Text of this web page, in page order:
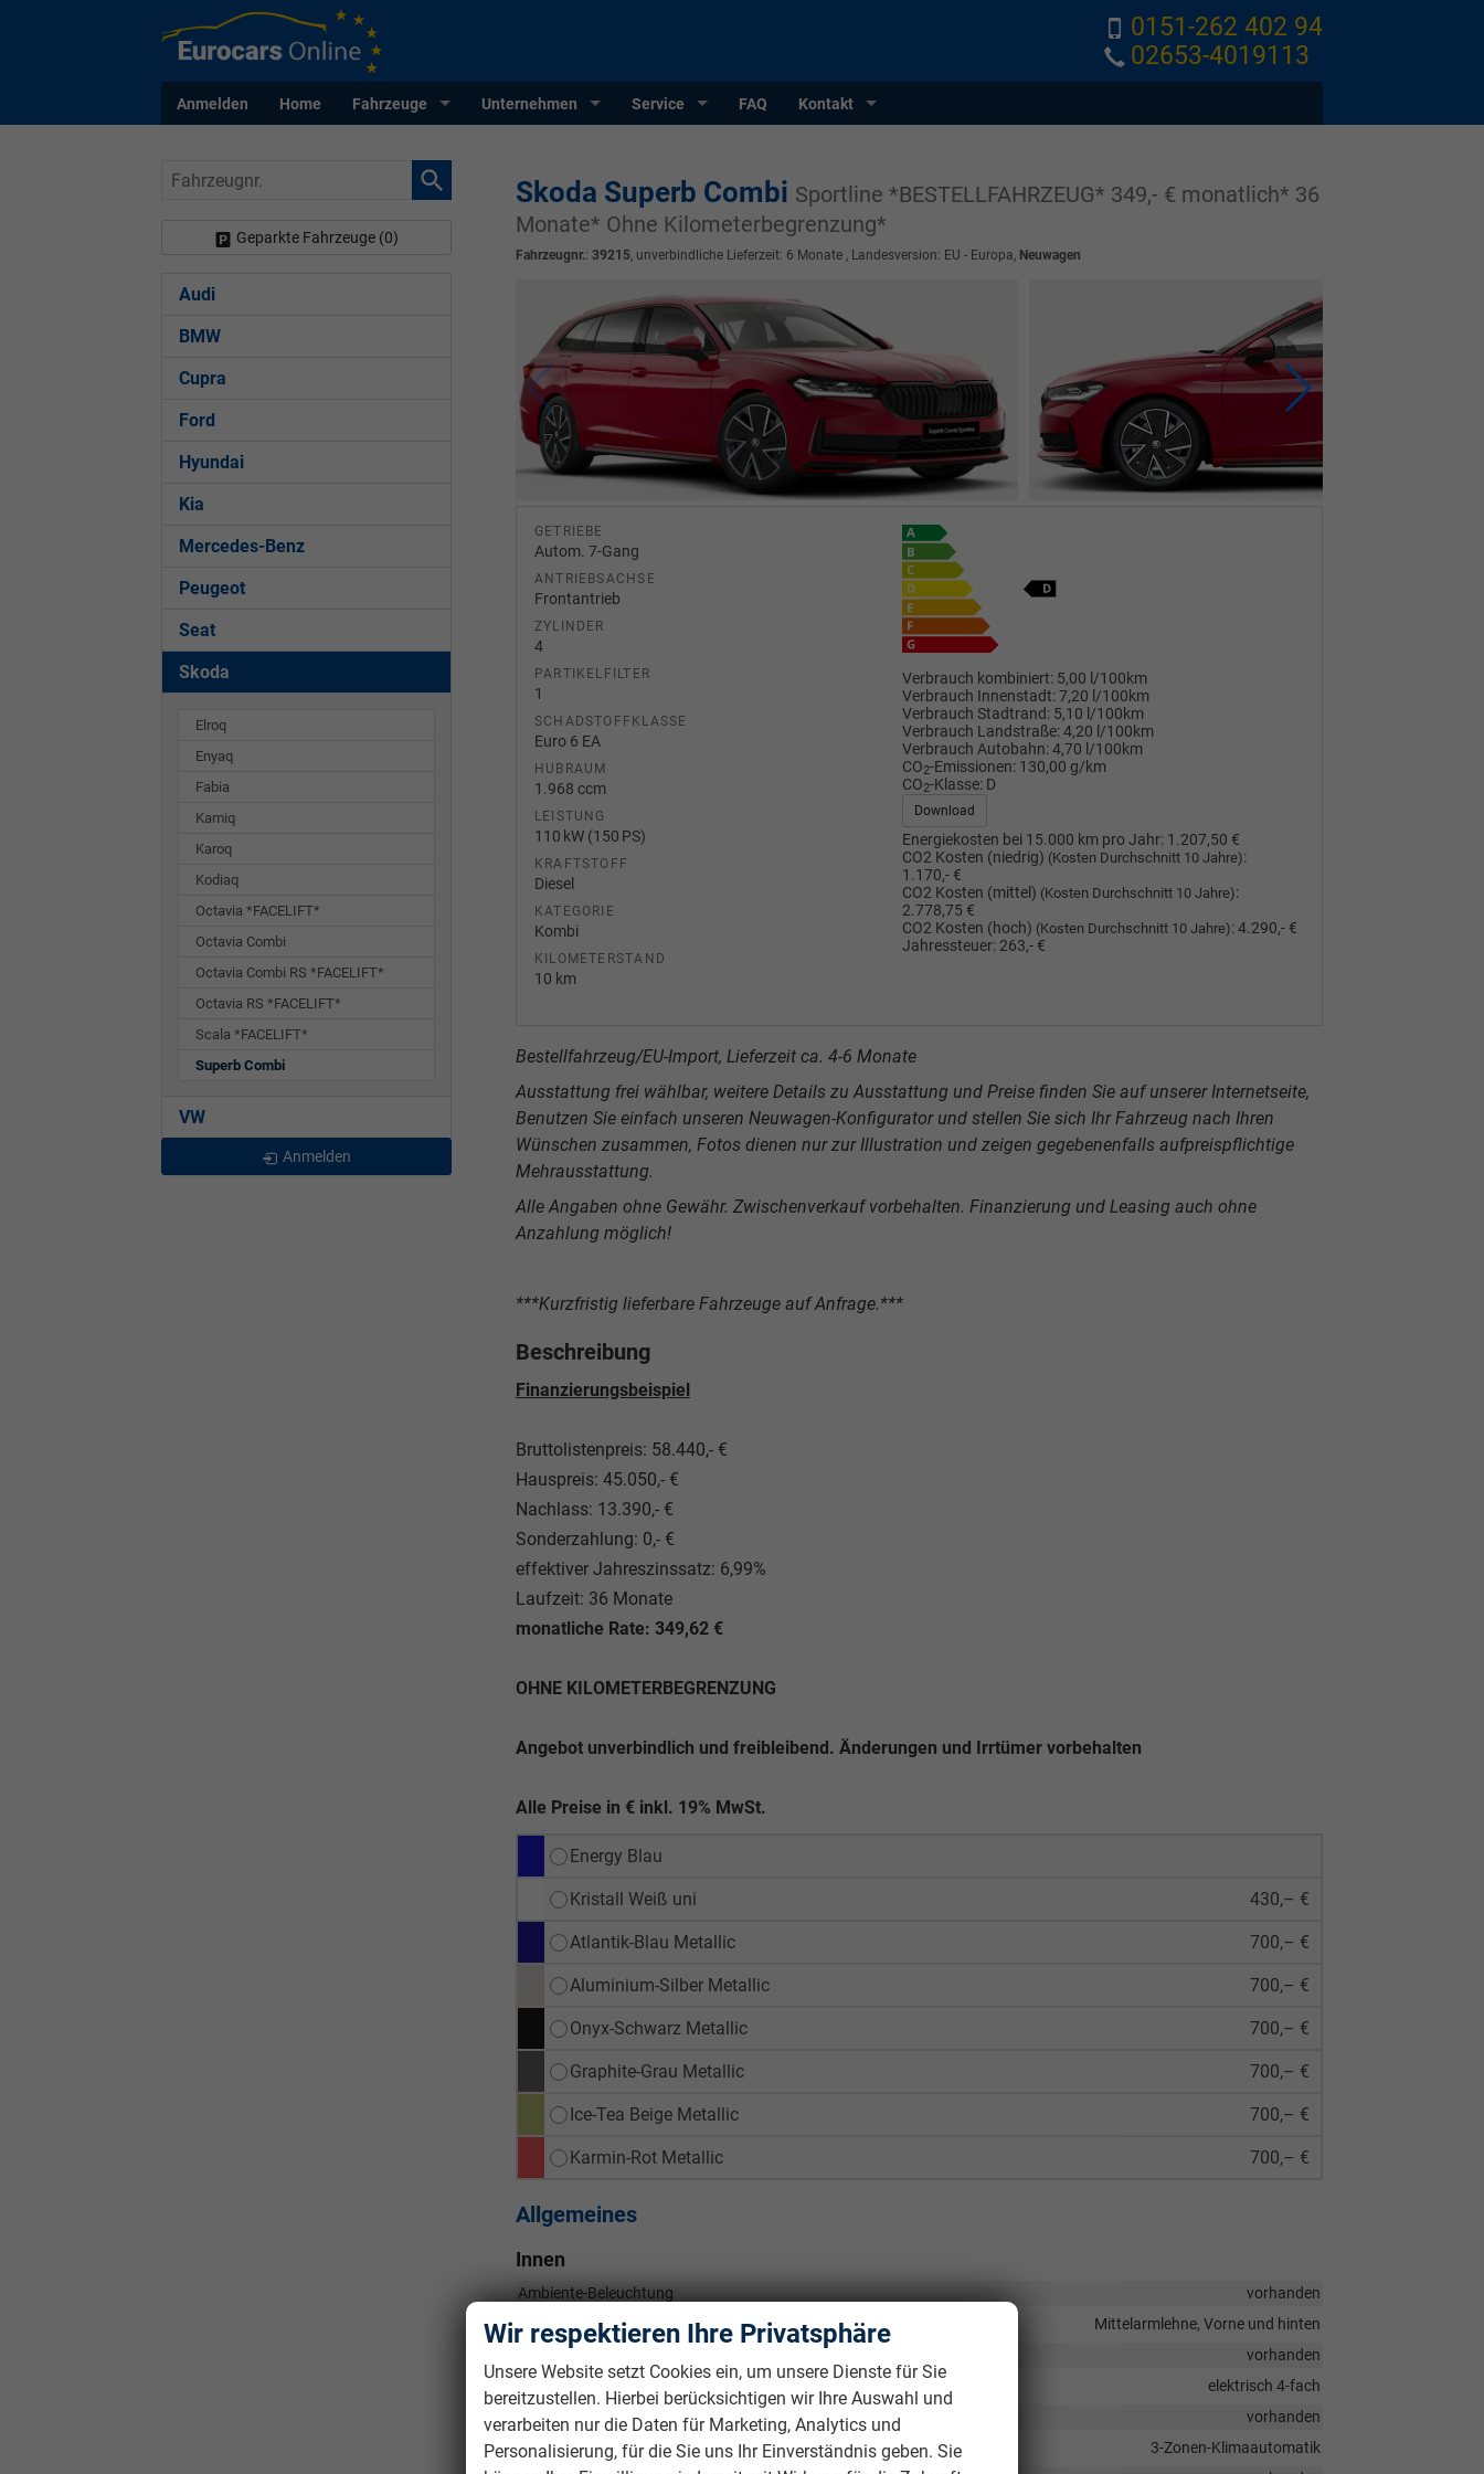
0151-262 402 94
02653-4019113
Anmelden Home Fahrzeuge Unternehmen Service FAQ Kontakt
Skoda Superb Combi Sportline *BESTELLFAHRZEUG* 349,- € monatlich* 36
Monate* Ohne Kilometerbegrenzung*
Fahrzeugnr.: 39215, unverbindliche Lieferzeit: 6 Monate, Landesversion: EU - Europa, Neuwagen
GETRIEBE
Autom. 7-Gang
ANTRIEBSACHSE
Frontantrieb
ZYLINDER
4
PARTIKELFILTER
1
SCHADSTOFFKLASSE
Euro 6 EA
HUBRAUM
1.968 ccm
LEISTUNG
110 kW (150 PS)
KRAFTSTOFF
Diesel
KATEGORIE
Kombi
KILOMETERSTAND
10 km
Verbrauch kombiniert: 5,00 l/100km
Verbrauch Innenstadt:7,20 l/100km
Verbrauch Stadtrand: 5,10 l/100km
Verbrauch Landstraße:4,20 l/100km
Verbrauch Autobahn:4,70 l/100km
CO2-Emissionen: 130,00 g/km
CO2-Klasse: D
Download
Energiekosten bei 15.000 km pro Jahr: 1.207,50 €
CO2 Kosten (niedrig) (Kosten Durchschnitt 10 Jahre):
1.170,- €
CO2 Kosten (mittel) (Kosten Durchschnitt 10 Jahre):
2.778,75 €
CO2 Kosten (hoch) (Kosten Durchschnitt 10 Jahre):4.290,- €
Jahressteuer: 263,- €
Bestellfahrzeug/EU-Import, Lieferzeit ca. 4-6 Monate
Ausstattung frei wählbar, weitere Details zu Ausstattung und Preise finden Sie auf unserer Internetseite,
Benutzen Sie einfach unseren Neuwagen-Konfigurator und stellen Sie sich Ihr Fahrzeug nach Ihren
Wünschen zusammen, Fotos dienen nur zur Illustration und zeigen gegebenenfalls aufpreispflichtige
Mehrausstattung.
Alle Angaben ohne Gewähr. Zwischenverkauf vorbehalten. Finanzierung und Leasing auch ohne
Anzahlung möglich!
***Kurzfristig lieferbare Fahrzeuge auf Anfrage.***
Beschreibung
Finanzierungsbeispiel
Bruttolistenpreis: 58.440,- €
Hauspreis: 45.050,- €
Nachlass: 13.390,- €
Sonderzahlung: 0,- €
effektiver Jahreszinssatz: 6,99%
Laufzeit: 36 Monate
monatliche Rate: 349,62 €
OHNE KILOMETERBEGRENZUNG
Angebot unverbindlich und freibleibend. Änderungen und Irrtümer vorbehalten
Alle Preise in € inkl. 19% MwSt.
Energy Blau
Kristall Weiß uni 430,– €
Atlantik-Blau Metallic 700,– €
Aluminium-Silber Metallic 700,– €
Onyx-Schwarz Metallic 700,– €
Graphite-Grau Metallic 700,– €
Ice-Tea Beige Metallic 700,– €
Karmin-Rot Metallic 700,– €
Allgemeines
Innen
Ambiente-Beleuchtung
vorhanden
Armlehnen
Mittelarmlehne, Vorne und hinten
vorhanden
elektrisch 4-fach
Gepäckraumabtrennung
vorhanden
Klimatisierung
3-Zonen-Klimaautomatik
Fahrzeugnr.
Geparkte Fahrzeuge (0)
Audi
BMW
Cupra
Ford
Hyundai
Kia
Mercedes-Benz
Peugeot
Seat
Skoda
Elroq
Enyaq
Fabia
Kamiq
Karoq
Kodiaq
Octavia *FACELIFT*
Octavia Combi
Octavia Combi RS *FACELIFT*
Octavia RS *FACELIFT*
Scala *FACELIFT*
Superb Combi
VW
Anmelden
Wir respektieren Ihre Privatsphäre
Unsere Website setzt Cookies ein, um unsere Dienste für Sie
bereitzustellen. Hierbei berücksichtigen wir Ihre Auswahl und
verarbeiten nur die Daten für Marketing, Analytics und
Personalisierung, für die Sie uns Ihr Einverständnis geben. Sie